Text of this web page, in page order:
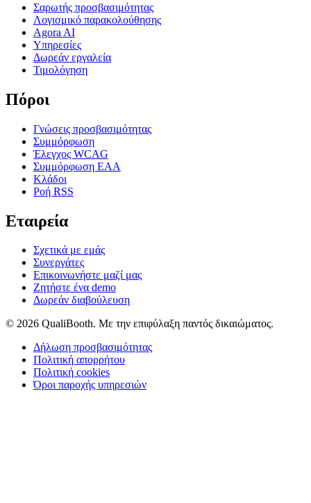
Σαρωτής προσβασιμότητας
Λογισμικό παρακολούθησης
Agora AI
Υπηρεσίες
Δωρεάν εργαλεία
Τιμολόγηση
Πόροι
Γνώσεις προσβασιμότητας
Συμμόρφωση
Έλεγχος WCAG
Συμμόρφωση EAA
Κλάδοι
Ροή RSS
Εταιρεία
Σχετικά με εμάς
Συνεργάτες
Επικοινωνήστε μαζί μας
Ζητήστε ένα demo
Δωρεάν διαβούλευση
© 2026 QualiBooth. Με την επιφύλαξη παντός δικαιώματος.
Δήλωση προσβασιμότητας
Πολιτική απορρήτου
Πολιτική cookies
Όροι παροχής υπηρεσιών